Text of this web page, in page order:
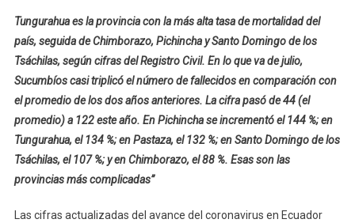
Tungurahua es la provincia con la más alta tasa de mortalidad del
país, seguida de Chimborazo, Pichincha y Santo Domingo de los
Tsáchilas, según cifras del Registro Civil. En lo que va de julio,
Sucumbíos casi triplicó el número de fallecidos en comparación con
el promedio de los dos años anteriores. La cifra pasó de 44 (el
promedio) a 122 este año. En Pichincha se incrementó el 144 %; en
Tungurahua, el 134 %; en Pastaza, el 132 %; en Santo Domingo de los
Tsáchilas, el 107 %; y en Chimborazo, el 88 %. Esas son las
provincias más complicadas”
Las cifras actualizadas del avance del coronavirus en Ecuador